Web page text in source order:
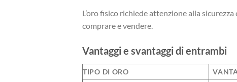
L’oro fisico richiede attenzione alla sicurezza
comprare e vendere.
Vantaggi e svantaggi di entrambi
TIPO DI ORO